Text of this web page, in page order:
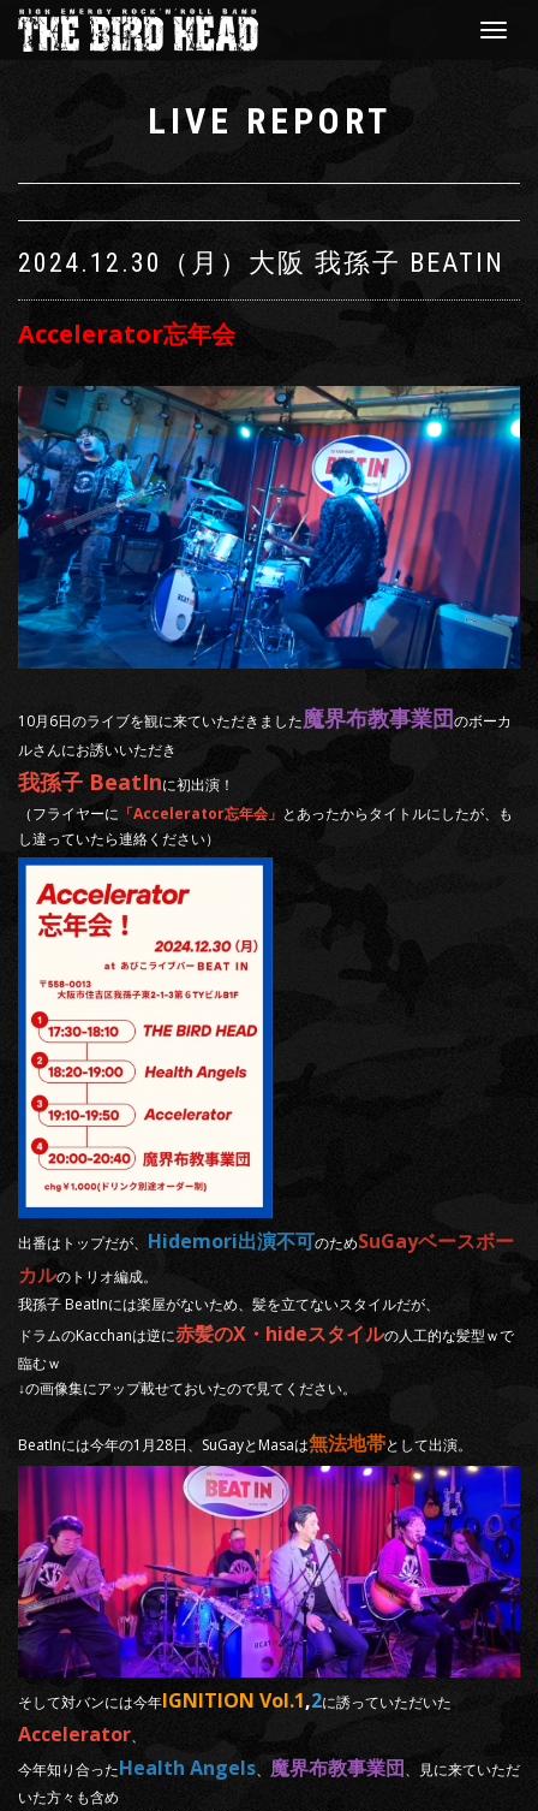
Toggle
LIVE REPORT
2024.12.30（月） 大阪 我孫子 BEATIN
Accelerator忘年会
10月6日のライブを観に来ていただきました魔界布教事業団のボーカ
ルさんにお誘いいただき
我孫子 BeatInに初出演！
（フライヤーに 「Accelerator忘年会」 とあったからタイトルにしたが、も
し違っていたら連絡ください）
出番はトップだが、 Hidemori出演不可のためSuGayベースボー
カルのトリオ編成。
我孫子 BeatInには楽屋がないため、髪を立てないスタイルだが、
ドラムのKacchanは逆に赤髪のX・hideスタイルの人工的な髪型ｗで
臨むｗ
↓の画像集にアップ載せておいたので見てください。
BeatInには今年の1月28日、SuGayとMasaは無法地帯として出演。
そして対バンには今年IGNITION Vol.1,2に誘っていただいた
Accelerator、
今年知り合ったHealth Angels、 魔界布教事業団、見に来ていただ
いた方々も含め